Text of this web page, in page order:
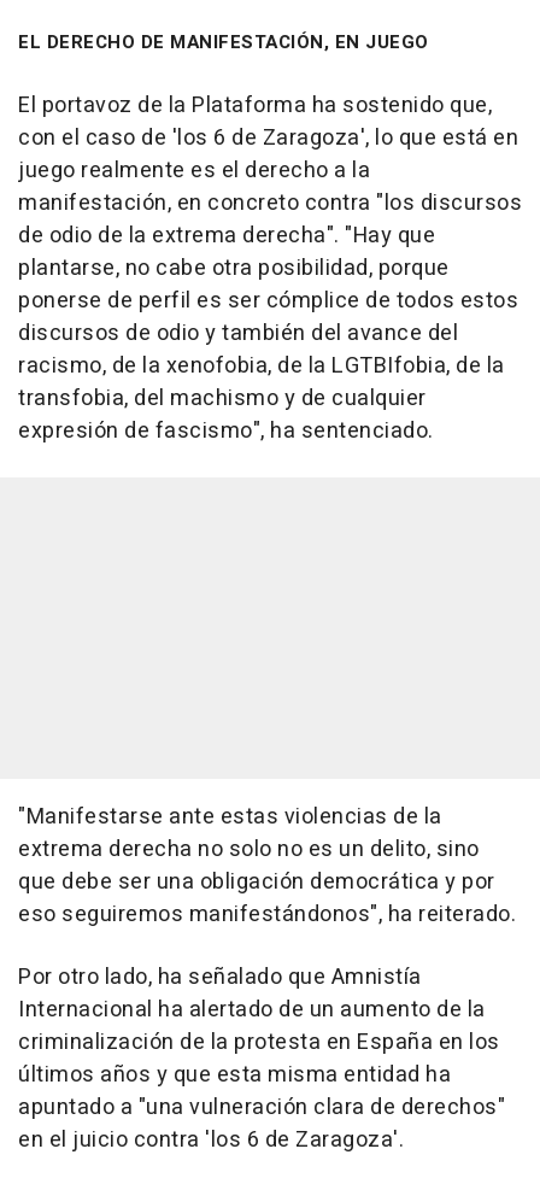
EL DERECHO DE MANIFESTACIÓN, EN JUEGO
El portavoz de la Plataforma ha sostenido que,
con el caso de 'los 6 de Zaragoza', lo que está en
juego realmente es el derecho a la
manifestación, en concreto contra "los discursos
de odio de la extrema derecha". "Hay que
plantarse, no cabe otra posibilidad, porque
ponerse de perfil es ser cómplice de todos estos
discursos de odio y también del avance del
racismo, de la xenofobia, de la LGTBIfobia, de la
transfobia, del machismo y de cualquier
expresión de fascismo", ha sentenciado.
"Manifestarse ante estas violencias de la
extrema derecha no solo no es un delito, sino
que debe ser una obligación democrática y por
eso seguiremos manifestándonos", ha reiterado.
Por otro lado, ha señalado que Amnistía
Internacional ha alertado de un aumento de la
criminalización de la protesta en España en los
últimos años y que esta misma entidad ha
apuntado a "una vulneración clara de derechos"
en el juicio contra 'los 6 de Zaragoza'.